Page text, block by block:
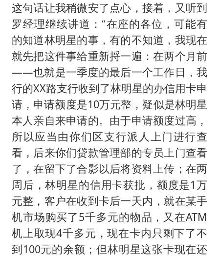
这句话让我稍微安了点心，接着，又听到
罗经理继续讲道：“在座的各位，可能有
的知道林明星的事，有的不知道，我现在
就先把这件事给重新捋一遍：在两个月前
——也就是一季度的最后一个工作日，我
行的XX路支行收到了林明星的办信用卡申
请，申请额度是10万元整，疑似是林明星
本人亲自来申请的。由于申请额度过高，
所以应当由你们区支行派人上门进行查
看，后来你们贷款管理部的专员上门查看
了，在留下了合影以后将资料上传；在两
周后，林明星的信用卡获批，额度是1万
元整，客户在收到卡后一天内，就在某手
机市场购买了5千多元的物品，又在ATM
机上取现4千多元，现在卡内只剩下了不
到100元的余额；但林明星这张卡现在还